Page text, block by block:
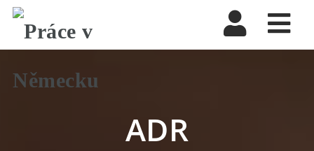
ADR